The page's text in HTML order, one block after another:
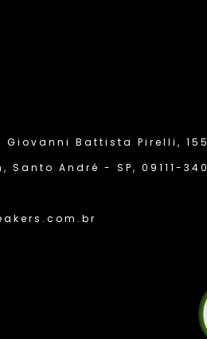
Giovanni Battista Pirelli, 155
Santo André - SP, 09111-340